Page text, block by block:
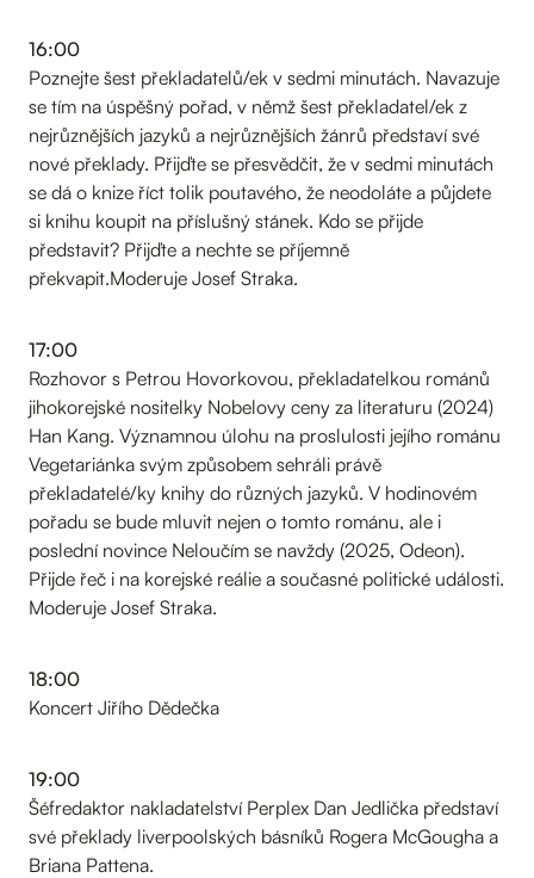
16:00
Poznejte šest překladatelů/ek v sedmi minutách. Navazuje
se tím na úspěšný pořad, v němž šest překladatel/ek z
nejrůznějších jazyků a nejrůznějších žánrů představí své
nové překlady. Přijďte se přesvědčit, že v sedmi minutách
se dá o knize říct tolik poutavého, že neodoláte a půjdete
si knihu koupit na příslušný stánek. Kdo se přijde
představit? Přijďte a nechte se příjemně
překvapit.Moderuje Josef Straka.
17:00
Rozhovor s Petrou Hovorkovou, překladatelkou románů
jihokorejské nositelky Nobelovy ceny za literaturu (2024)
Han Kang. Významnou úlohu na proslulosti jejího románu
Vegetariánka svým způsobem sehráli právě
překladatelé/ky knihy do různých jazyků. V hodinovém
pořadu se bude mluvit nejen o tomto románu, ale i
poslední novince Neloučím se navždy (2025, Odeon).
Přijde řeč i na korejské reálie a současné politické události.
Moderuje Josef Straka.
18:00
Koncert Jiřího Dědečka
19:00
Šéfredaktor nakladatelství Perplex Dan Jedlička představí
své překlady liverpoolských básníků Rogera McGougha a
Briana Pattena.